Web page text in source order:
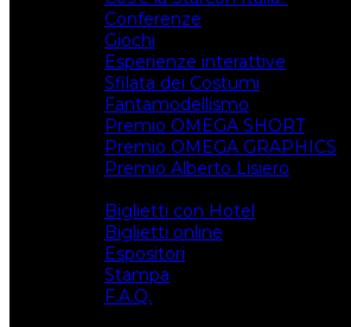
Conferenze
Giochi
Esperienze interattive
Sfilata dei Costumi
Fantamodellismo
Premio OMEGA SHORT
Premio OMEGA GRAPHICS
Premio Alberto Lisiero
Biglietti con Hotel
Biglietti online
Espositori
Stampa
F.A.Q.